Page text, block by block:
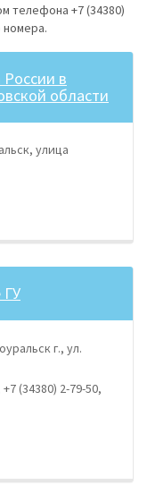
телефона +7 (34380)
номера.
в
области
улица
ГУ
г., ул.
(34380) 2-79-50,